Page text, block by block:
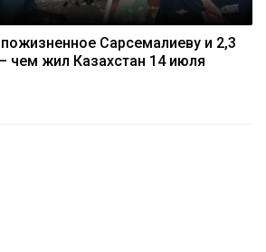
Сарсемалиеву и 2,3
чем жил Казахстан 14 июля